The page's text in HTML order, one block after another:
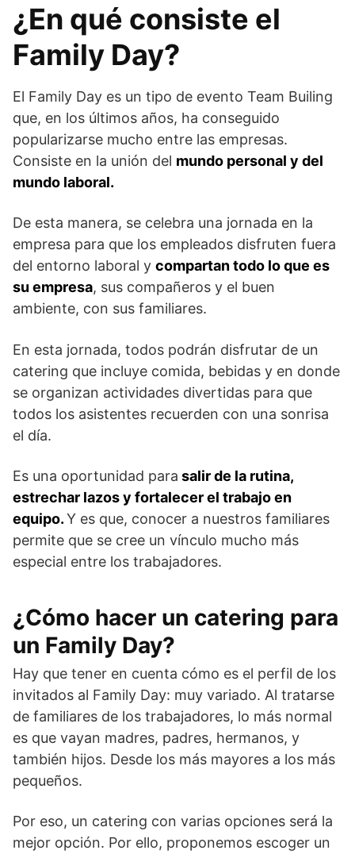
¿En qué consiste el
Family Day?
El Family Day es un tipo de evento Team Builing
que, en los últimos años, ha conseguido
popularizarse mucho entre las empresas.
Consiste en la unión del mundo personal y del
mundo laboral.
De esta manera, se celebra una jornada en la
empresa para que los empleados disfruten fuera
del entorno laboral y compartan todo lo que es
su empresa, sus compañeros y el buen
ambiente, con sus familiares.
En esta jornada, todos podrán disfrutar de un
catering que incluye comida, bebidas y en donde
se organizan actividades divertidas para que
todos los asistentes recuerden con una sonrisa
el día.
Es una oportunidad para salir de la rutina,
estrechar lazos y fortalecer el trabajo en
equipo.Y es que, conocer a nuestros familiares
permite que se cree un vínculo mucho más
especial entre los trabajadores.
¿Cómo hacer un catering para
un Family Day?
Hay que tener en cuenta cómo es el perfil de los
invitados al Family Day: muy variado. Al tratarse
de familiares de los trabajadores, lo más normal
es que vayan madres, padres, hermanos, y
también hijos. Desde los más mayores a los más
pequeños.
Por eso, un catering con varias opciones será la
mejor opción. Por ello, proponemos escoger un